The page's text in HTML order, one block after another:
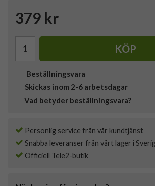
379 kr
KÖP
Beställningsvara
Skickas inom 2-6 arbetsdagar
Vad betyder beställningsvara?
Personlig service från vår kundtjänst
Snabba leveranser från vårt lager i
Officiell Tele2-butik